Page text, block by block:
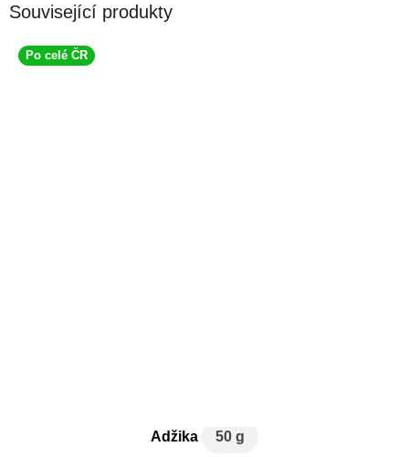
Související produkty
Po celé ČR
Adžika 50 g